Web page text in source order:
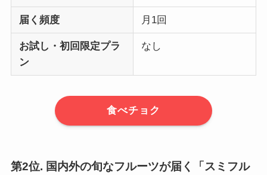
届く頻度 月1回
お試し・初回限定プラ
ン
なし
食べチョク
第2位. 国内外の旬なフルーツが届く「スミフル